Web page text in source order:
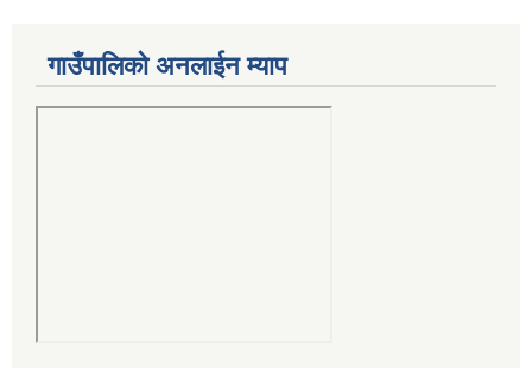
गाउँपालिको अनलाईन म्याप